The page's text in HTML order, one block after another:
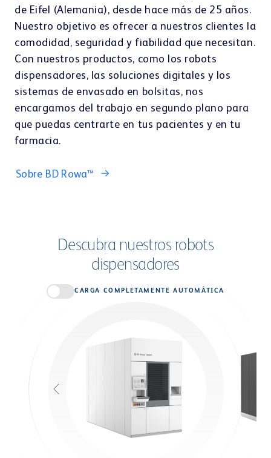
de Eifel (Alemania), desde hace más de 25 años.
Nuestro objetivo es ofrecer a nuestros clientes la
comodidad, seguridad y fiabilidad que necesitan.
Con nuestros productos, como los robots
dispensadores, las soluciones digitales y los
sistemas de envasado en bolsitas, nos
encargamos del trabajo en segundo plano para
que puedas centrarte en tus pacientes y en tu
farmacia.
Sobre BD Rowa™